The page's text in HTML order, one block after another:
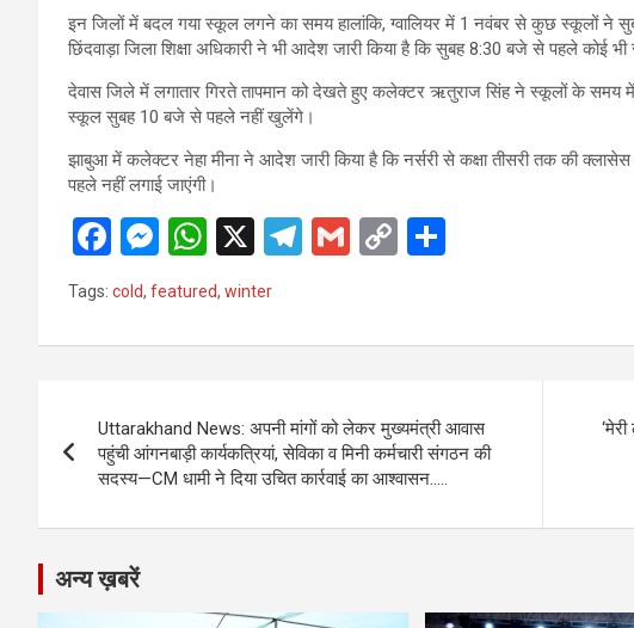
इन जिलों में बदल गया स्कूल लगने का समय हालांकि, ग्वालियर में 1 नवंबर से कुछ स्कूलों ने
छिंदवाड़ा जिला शिक्षा अधिकारी ने भी आदेश जारी किया है कि सुबह 8:30 बजे से पहले कोई
देवास जिले में लगातार गिरते तापमान को देखते हुए कलेक्टर ऋतुराज सिंह ने स्कूलों के समय
स्कूल सुबह 10 बजे से पहले नहीं खुलेंगे।
झाबुआ में कलेक्टर नेहा मीना ने आदेश जारी किया है कि नर्सरी से कक्षा तीसरी तक की
पहले नहीं लगाई जाएंगी।
F
a
ce
b
o
k
M
es
se
n
er
W
h
at
s
p
p
X
T
gr
m
G
C
Li
k
e
Tags: cold, featured, winter
navigation
Uttarakhand News: अपनी मांगों को लेकर मुख्यमंत्री आवास
पहुंची आंगनबाड़ी कार्यकत्रियां, सेविका व मिनी कर्मचारी संगठन की
सदस्य—CM धामी ने दिया उचित कार्रवाई का आश्वासन…..
अन्य ख़बरें